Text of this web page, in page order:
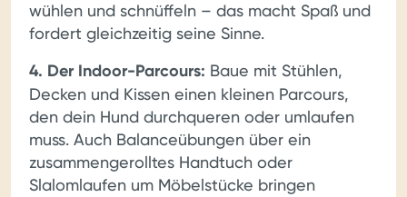
wühlen und schnüffeln – das macht Spaß und
fordert gleichzeitig seine Sinne.
4. Der Indoor-Parcours: Baue mit Stühlen,
Decken und Kissen einen kleinen Parcours,
den dein Hund durchqueren oder umlaufen
muss. Auch Balanceübungen über ein
zusammengerolltes Handtuch oder
Slalomlaufen um Möbelstücke bringen